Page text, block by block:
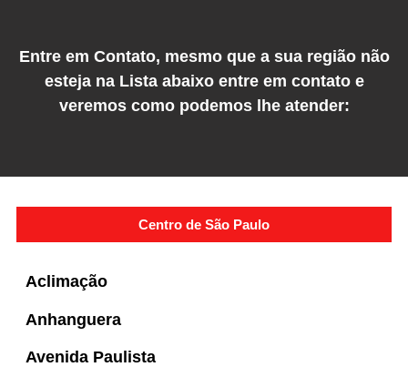
Entre em Contato, mesmo que a sua região não
esteja na Lista abaixo entre em contato e
veremos como podemos lhe atender:
Centro de São Paulo
Aclimação
Anhanguera
Avenida Paulista